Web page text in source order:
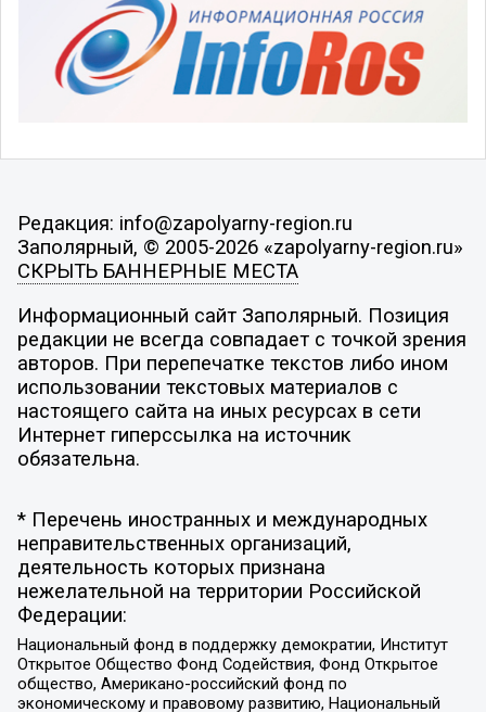
Редакция: info@zapolyarny-region.ru
Заполярный, © 2005-2026 «zapolyarny-region.ru»
СКРЫТЬ БАННЕРНЫЕ МЕСТА
Информационный сайт Заполярный. Позиция
редакции не всегда совпадает с точкой зрения
авторов. При перепечатке текстов либо ином
использовании текстовых материалов с
настоящего сайта на иных ресурсах в сети
Интернет гиперссылка на источник
обязательна.
* Перечень иностранных и международных
неправительственных организаций,
деятельность которых признана
нежелательной на территории Российской
Федерации:
Национальный фонд в поддержку демократии, Институт
Открытое Общество Фонд Содействия, Фонд Открытое
общество, Американо-российский фонд по
экономическому и правовому развитию, Национальный